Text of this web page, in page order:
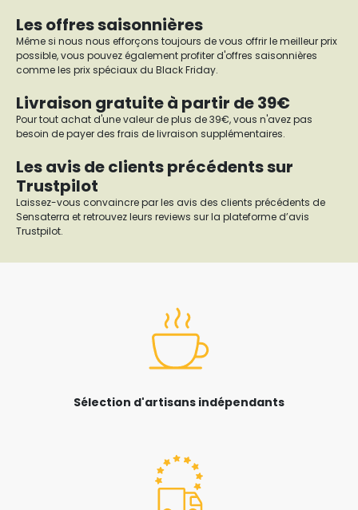
Les offres saisonnières
Même si nous nous efforçons toujours de vous offrir le meilleur prix
possible, vous pouvez également profiter d'offres saisonnières
comme les prix spéciaux du Black Friday.
Livraison gratuite à partir de 39€
Pour tout achat d'une valeur de plus de 39€, vous n'avez pas
besoin de payer des frais de livraison supplémentaires.
Les avis de clients précédents sur
Trustpilot
Laissez-vous convaincre par les avis des clients précédents de
Sensaterra et retrouvez leurs reviews sur la plateforme d’avis
Trustpilot.
Sélection d'artisans indépendants